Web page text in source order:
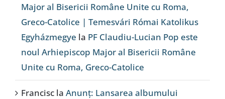
Major al Bisericii Române Unite cu Roma,
Greco-Catolice | Temesvári Római Katolikus
Egyházmegye la PF Claudiu-Lucian Pop este
noul Arhiepiscop Major al Bisericii Române
Unite cu Roma, Greco-Catolice
Francisc la Anunț: Lansarea albumului